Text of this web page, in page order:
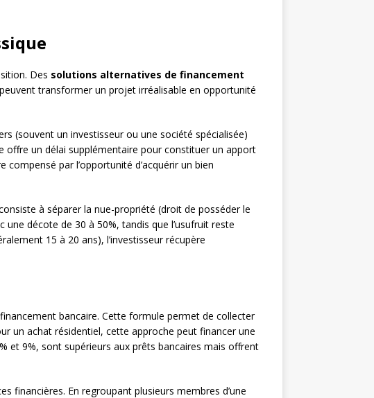
Des solutions alternatives de financement
transformer un projet irréalisable en opportunité
(souvent un investisseur ou une société spécialisée)
offre un délai supplémentaire pour constituer un apport
par l’opportunité d’acquérir un bien
à séparer la nue-propriété (droit de posséder le
une décote de 30 à 50%, tandis que l’usufruit reste
15 à 20 ans), l’investisseur récupère
bancaire. Cette formule permet de collecter
un achat résidentiel, cette approche peut financer une
et 9%, sont supérieurs aux prêts bancaires mais offrent
financières. En regroupant plusieurs membres d’une